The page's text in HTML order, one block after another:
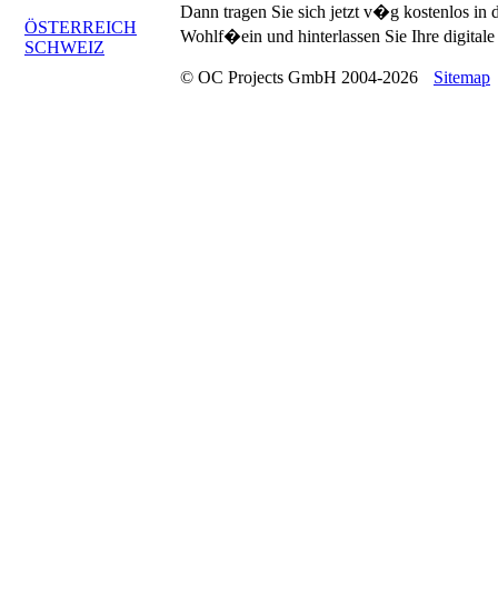
ÖSTERREICH
SCHWEIZ
Dann tragen Sie sich jetzt v�g kostenlos in
Wohlf�ein und hinterlassen Sie Ihre
© OC Projects GmbH 2004-2026 Sitemap